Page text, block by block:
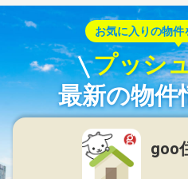
お気に入りの物件
プッシ
最新の物件
goo